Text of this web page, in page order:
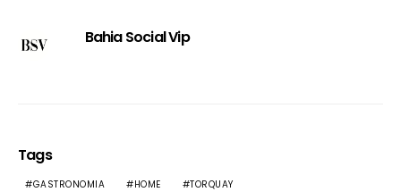
Bahia Social Vip
Tags
GASTRONOMIA HOME TORQUAY